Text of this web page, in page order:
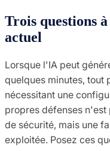
Trois questions
actuel
Lorsque l'IA peut
quelques minutes, tout
nécessitant une
propres défenses n'est
de sécurité, mais une
exploitée. Posez ces